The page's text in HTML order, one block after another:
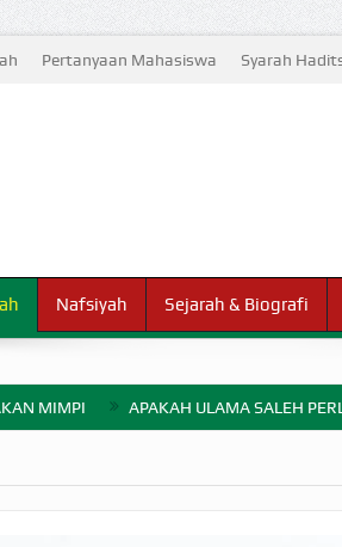
Pertanyaan Mahasiswa Syarah
Nafsiyah Sejarah & Biografi
MIMPI APAKAH ULAMA SALEH